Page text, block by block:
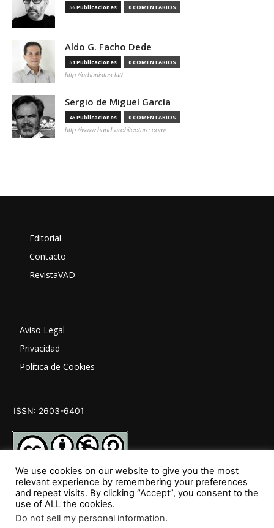
56 Publicaciones 0 COMENTARIOS
Aldo G. Facho Dede
51 Publicaciones 0 COMENTARIOS
http://urbanistas.lat/
Sergio de Miguel García
46 Publicaciones 0 COMENTARIOS
http://www.hand-architecture.com/
Editorial
Contacto
RevistaVAD
Aviso Legal
Privacidad
Política de Cookies
ISSN: 2603-6401
SÍGUENOS
We use cookies on our website to give you the most
relevant experience by remembering your preferences
and repeat visits. By clicking “Accept”, you consent to the
use of ALL the cookies.
Do not sell my personal information.